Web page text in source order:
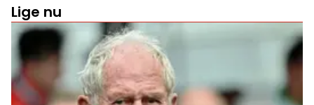
Lige nu